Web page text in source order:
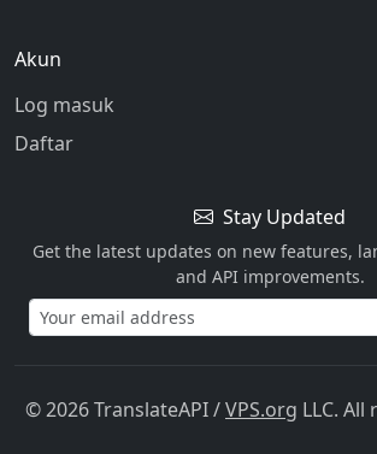
Akun
Log masuk
Daftar
Stay Updated
Get the latest updates on new features,
and API improvements.
© 2026 TranslateAPI/VPS.org LLC.